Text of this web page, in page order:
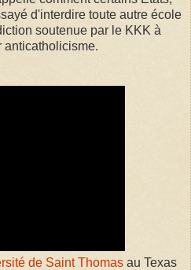
d'interdire toute autre école
soutenue par le KKK à
anticatholicisme.
de Saint Thomas au Texas